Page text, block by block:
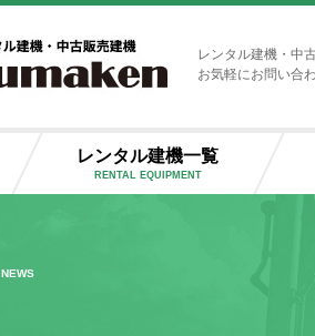
レンタル建機・中
お気軽にお問い合
レンタル建機一覧
RENTAL EQUIPMENT
NEWS